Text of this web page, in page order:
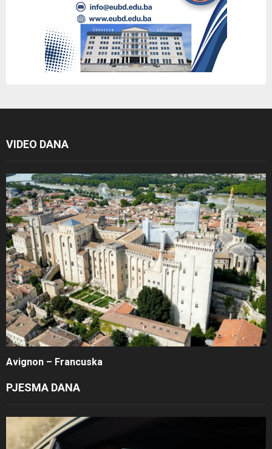
VIDEO DANA
Avignon – Francuska
PJESMA DANA